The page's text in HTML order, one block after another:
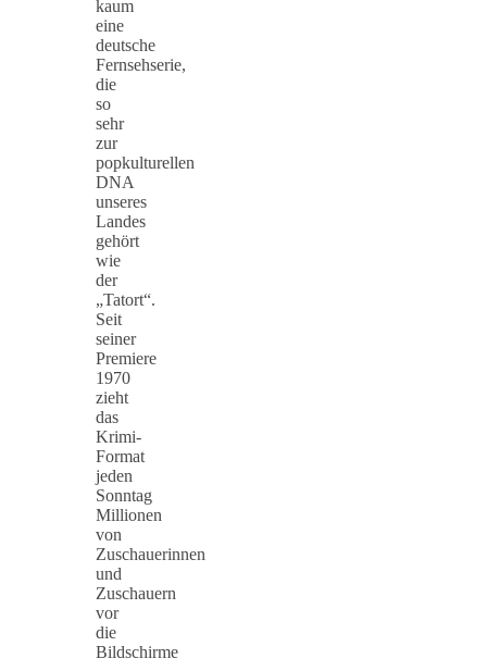
kaum
eine
deutsche
Fernsehserie,
die
so
sehr
zur
popkulturellen
DNA
unseres
Landes
gehört
wie
der
„Tatort“.
Seit
seiner
Premiere
1970
zieht
das
Krimi-
Format
jeden
Sonntag
Millionen
von
Zuschauerinnen
und
Zuschauern
vor
die
Bildschirme